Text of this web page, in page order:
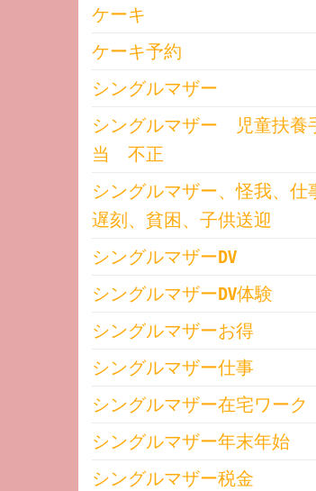
ケーキ
ケーキ予約
シングルマザー
シングルマザー 児童扶養
当 不正
シングルマザー、怪我、仕
遅刻、貧困、子供送迎
シングルマザーDV
シングルマザーDV体験
シングルマザーお得
シングルマザー仕事
シングルマザー在宅ワーク
シングルマザー年末年始
シングルマザー税金